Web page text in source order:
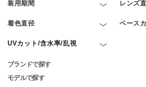
装用期間 レンズ
着色直径 ベース
UVカット/含水率/乱視
ブランドで探す
モデルで探す